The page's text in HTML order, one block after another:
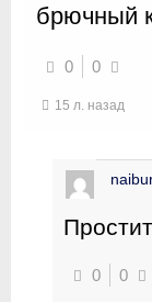
брючный
0 0
15 л. назад
0 0